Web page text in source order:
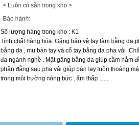
< Luôn có sẵn trong kho >
Bảo hành:
Số lượng hàng trong kho : K1
Tính chất hàng hóa: Găng bảo vệ tay làm bằng da
bằng da , mu bàn tay và cổ tay bằng da pha vải
đa ngành nghề . Mặt găng bằng da giúp cầm nắm
phần đằng sau pha vải giúp bàn tay luôn thoáng
trong môi trường nóng bức , ẩm thấp .......